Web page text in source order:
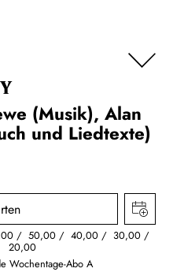
(Musik), Alan
und Liedtexte)
50,00 40,00 30,00
20,00
Wochentage-Abo A